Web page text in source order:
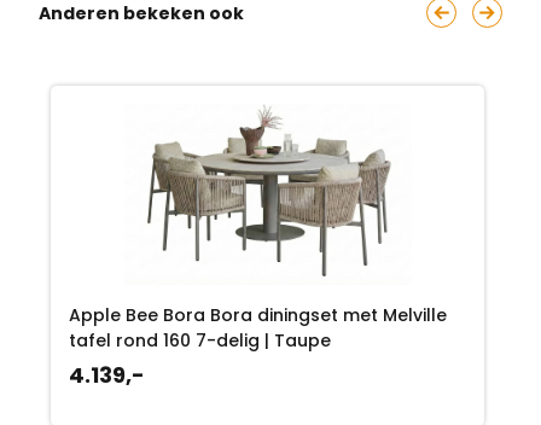
Anderen bekeken ook
Apple Bee Bora Bora diningset met Melville
tafel rond 160 7-delig | Taupe
4.139,-